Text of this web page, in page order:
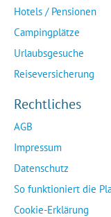
Hotels / Pensionen
Campingplätze
Urlaubsgesuche
Reiseversicherung
Rechtliches
AGB
Impressum
Datenschutz
So funktioniert die
Cookie-Erklärung